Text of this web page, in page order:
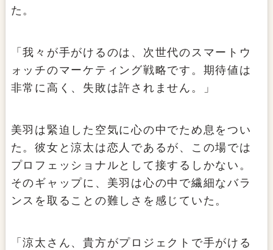
た。
「我々が手がけるのは、次世代のスマートウ
ォッチのマーケティング戦略です。期待値は
非常に高く、失敗は許されません。」
美羽は緊迫した空気に心の中でため息をつい
た。彼女と涼太は恋人であるが、この場では
プロフェッショナルとして接するしかない。
そのギャップに、美羽は心の中で繊細なバラ
ンスを取ることの難しさを感じていた。
「涼太さん、貴方がプロジェクトで手がける